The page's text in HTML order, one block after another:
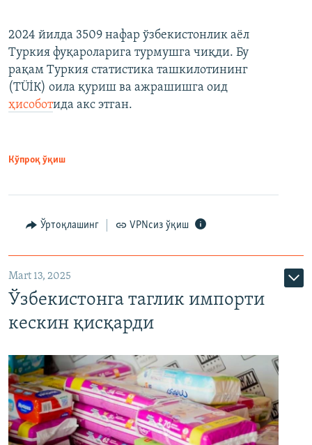
2024 йилда 3509 нафар ўзбекистонлик аёл
Туркия фуқароларига турмушга чиқди. Бу
рақам Туркия статистика ташкилотининг
(ТÜİК) оила қуриш ва ажрашишга оид
ҳисоботида акс этган.
Кўпроқ ўқиш
Ўртоқлашинг VPNсиз ўқиш
Mart 13, 2025
Ўзбекистонга таглик импорти
кескин қисқарди